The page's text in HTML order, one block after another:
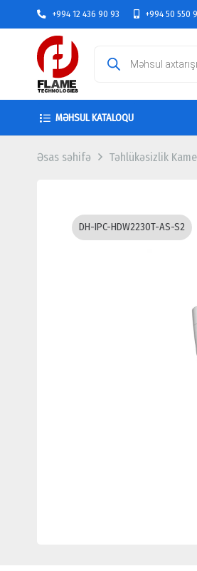
+994 12 436 90 93 +994 50 550
search
MƏHSUL KATALOQU
Əsas səhifə Təhlükəsizlik
DH-IPC-HDW2230T-AS-S2